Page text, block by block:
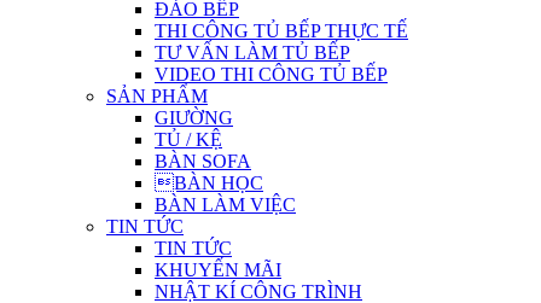
ĐẢO BẾP
THI CÔNG TỦ BẾP THỰC TẾ
TƯ VẤN LÀM TỦ BẾP
VIDEO THI CÔNG TỦ BẾP
SẢN PHẨM
GIƯỜNG
TỦ / KỆ
BÀN SOFA
BÀN HỌC
BÀN LÀM VIỆC
TIN TỨC
TIN TỨC
KHUYẾN MÃI
NHẬT KÍ CÔNG TRÌNH